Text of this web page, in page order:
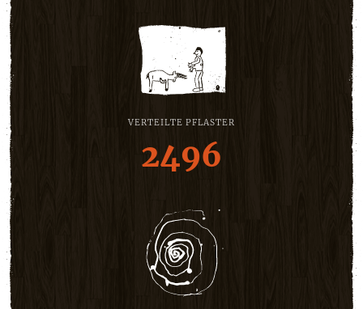
VERTEILTE PFLASTER
2496